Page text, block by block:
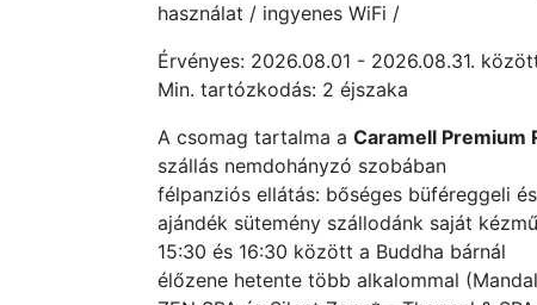
használat / ingyenes WiFi /
Érvényes: 2026.08.01 - 2026.08.31.
Min. tartózkodás: 2 éjszaka
A csomag tartalma a Caramell Premium
szállás nemdohányzó szobában
félpanziós ellátás: bőséges büféreggeli
ajándék sütemény szállodánk saját
15:30 és 16:30 között a Buddha bárnál
élőzene hetente több alkalommal